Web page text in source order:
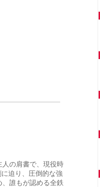
の肩書で、現役時
迫り、圧倒的な強
誰もが認める全鉄